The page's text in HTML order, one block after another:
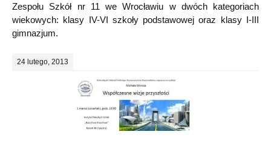
Zespołu Szkół nr 11 we Wrocławiu w dwóch kategoriach
wiekowych: klasy IV-VI szkoły podstawowej oraz klasy I-III
gimnazjum.
24 lutego, 2013